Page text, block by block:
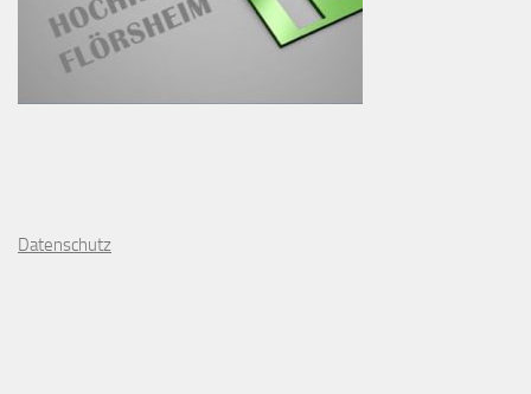
Datenschutz